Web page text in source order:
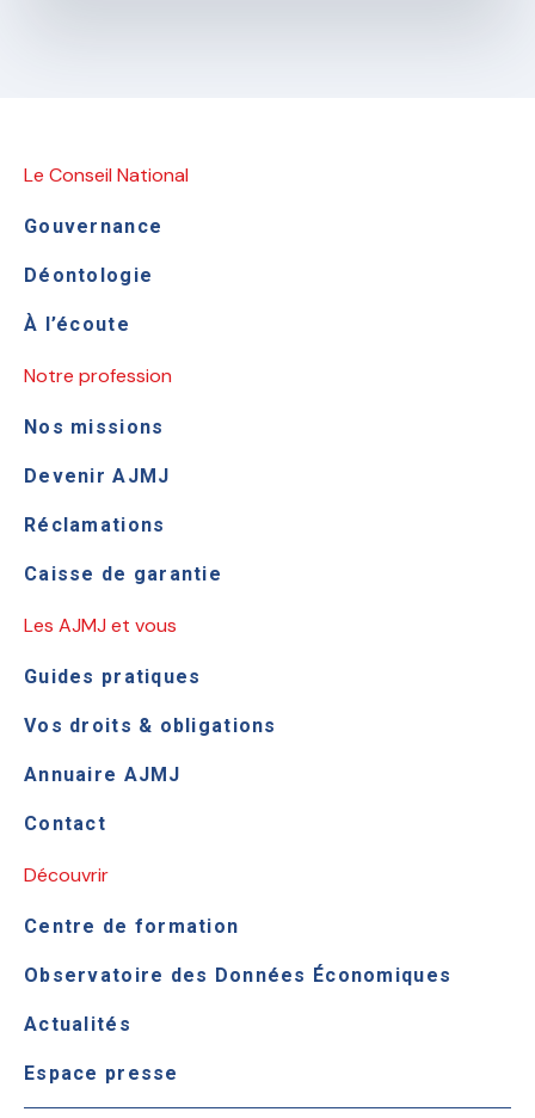
Le Conseil National
Gouvernance
Déontologie
À l’écoute
Notre profession
Nos missions
Devenir AJMJ
Réclamations
Caisse de garantie
Les AJMJ et vous
Guides pratiques
Vos droits & obligations
Annuaire AJMJ
Contact
Découvrir
Centre de formation
Observatoire des Données Économiques
Actualités
Espace presse